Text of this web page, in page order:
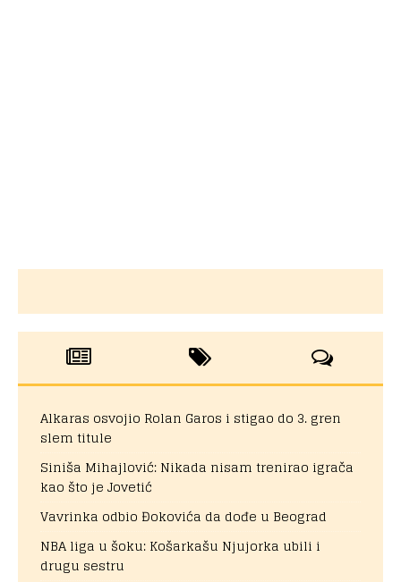
Alkaras osvojio Rolan Garos i stigao do 3. gren
slem titule
Siniša Mihajlović: Nikada nisam trenirao igrača
kao što je Jovetić
Vavrinka odbio Đokovića da dođe u Beograd
NBA liga u šoku: Košarkašu Njujorka ubili i
drugu sestru